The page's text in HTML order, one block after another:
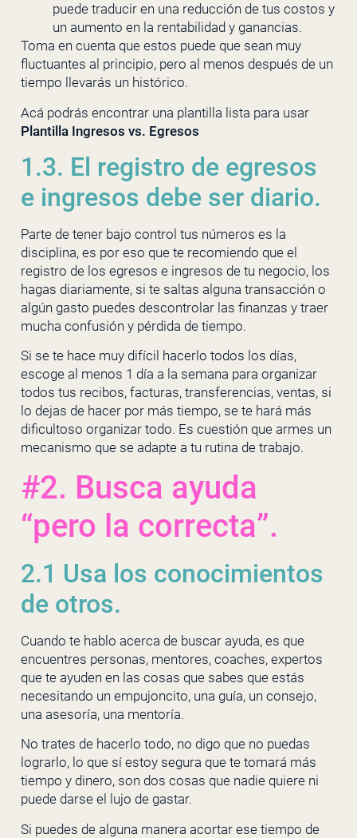
puede traducir en una reducción de tus costos y
un aumento en la rentabilidad y ganancias.
Toma en cuenta que estos puede que sean muy
fluctuantes al principio, pero al menos después de un
tiempo llevarás un histórico.
Acá podrás encontrar una plantilla lista para usar
Plantilla Ingresos vs. Egresos
1.3. El registro de egresos
e ingresos debe ser diario.
Parte de tener bajo control tus números es la
disciplina, es por eso que te recomiendo que el
registro de los egresos e ingresos de tu negocio, los
hagas diariamente, si te saltas alguna transacción o
algún gasto puedes descontrolar las finanzas y traer
mucha confusión y pérdida de tiempo.
Si se te hace muy difícil hacerlo todos los días,
escoge al menos 1 día a la semana para organizar
todos tus recibos, facturas, transferencias, ventas, si
lo dejas de hacer por más tiempo, se te hará más
dificultoso organizar todo. Es cuestión que armes un
mecanismo que se adapte a tu rutina de trabajo.
#2. Busca ayuda
“pero la correcta”.
2.1 Usa los conocimientos
de otros.
Cuando te hablo acerca de buscar ayuda, es que
encuentres personas, mentores, coaches, expertos
que te ayuden en las cosas que sabes que estás
necesitando un empujoncito, una guía, un consejo,
una asesoría, una mentoría.
No trates de hacerlo todo, no digo que no puedas
lograrlo, lo que sí estoy segura que te tomará más
tiempo y dinero, son dos cosas que nadie quiere ni
puede darse el lujo de gastar.
Si puedes de alguna manera acortar ese tiempo de